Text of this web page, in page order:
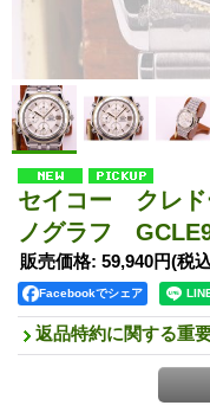
セイコー クレ
ノグラフ
販売価格: 59,940円(税
Facebookでシェア
返品特約に関する重